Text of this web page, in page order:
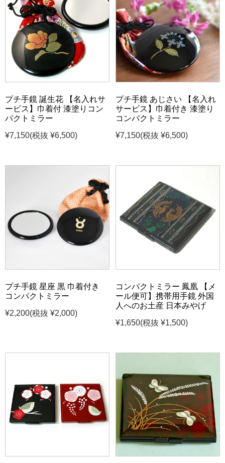
プチ手鏡 誕生花 【名入れサ
ービス】巾着付 漆塗りコン
パクトミラー
¥7,150(税抜 ¥6,500)
プチ手鏡 あじさい 【名入れ
サービス】巾着付き 漆塗り
コンパクトミラー
¥7,150(税抜 ¥6,500)
プチ手鏡 星座 黒 巾着付き
コンパクトミラー
¥2,200(税抜 ¥2,000)
コンパクトミラー 鳳凰 【メ
ール便可】携帯用手鏡 外国
人へのお土産 日本みやげ
¥1,650(税抜 ¥1,500)